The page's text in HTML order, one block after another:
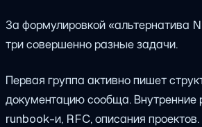
За формулировкой «альтернатива
три совершенно разные задачи.
Первая группа активно пишет
документацию сообща. Внутренние
runbook-и, RFC, описания